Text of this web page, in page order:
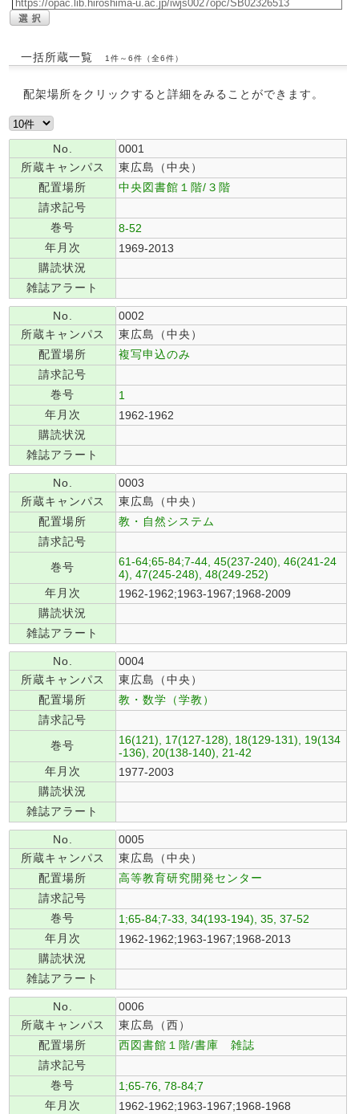
一括所蔵一覧 1件～6件（全6件）
配架場所をクリックすると詳細をみることができます。
No.
0001
所蔵キャンパス
東広島（中央）
配置場所
中央図書館１階/３階
請求記号
巻号
8-52
年月次
1969-2013
購読状況
雑誌アラート
No.
0002
所蔵キャンパス
東広島（中央）
配置場所
複写申込のみ
請求記号
巻号
1
年月次
1962-1962
購読状況
雑誌アラート
No.
0003
所蔵キャンパス
東広島（中央）
配置場所
教・自然システム
請求記号
巻号
61-64;65-84;7-44, 45(237-240), 46(241-24
4), 47(245-248), 48(249-252)
年月次
1962-1962;1963-1967;1968-2009
購読状況
雑誌アラート
No.
0004
所蔵キャンパス
東広島（中央）
配置場所
教・数学（学教）
請求記号
巻号
16(121), 17(127-128), 18(129-131), 19(134
-136), 20(138-140), 21-42
年月次
1977-2003
購読状況
雑誌アラート
No.
0005
所蔵キャンパス
東広島（中央）
配置場所
高等教育研究開発センター
請求記号
巻号
1;65-84;7-33, 34(193-194), 35, 37-52
年月次
1962-1962;1963-1967;1968-2013
購読状況
雑誌アラート
No.
0006
所蔵キャンパス
東広島（西）
配置場所
西図書館１階/書庫 雑誌
請求記号
巻号
1;65-76, 78-84;7
年月次
1962-1962;1963-1967;1968-1968